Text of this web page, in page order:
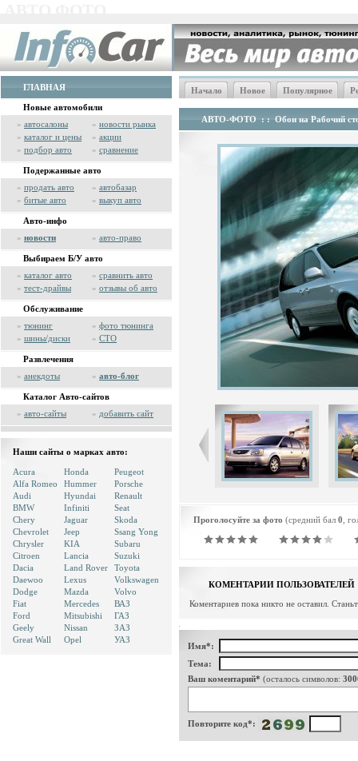
ГЛАВНАЯ
Новые автомобили
» автосалоны » новости рынка
» каталог и цены » акции
» подбор авто » сравнение
Подержанные авто
» продать авто » автобазар
» битые авто » выкуп авто
Авто-инфо
» новости » авто-право
Выбираем Б/У авто
» каталог авто » сравнить авто
» тест-драйвы » отзывы об авто
Обслуживание
» тюнинг » фото тюнинга
» шины/диски » СТО
Развлечения
» анекдоты » авто-блог
Каталог Авто-сайтов
» авто-сайты » добавить сайт
Наши сайты о марках авто:
Acura
Alfa Romeo
Audi
BMW
Chery
Chevrolet
Chrysler
Citroen
Dacia
Daewoo
Dodge
Fiat
Ford
Geely
Great Wall
Honda
Hummer
Hyundai
Infiniti
Jaguar
Jeep
KIA
Lancia
Land Rover
Lexus
Mazda
Mercedes
Mitsubishi
Nissan
Opel
Peugeot
Porsche
Renault
Seat
Skoda
Ssang Yong
Subaru
Suzuki
Toyota
Volkswagen
Volvo
ВАЗ
ГАЗ
ЗАЗ
УАЗ
Начало Новое Популярное
АВТО-ФОТО : : Обои на Рабочий
Проголосуйте за фото (средний бал 0 ,
КОМЕНТАРИИ ПОЛЬЗОВАТЕЛЕЙ
Коментариев пока никто не оставил.
Имя*:
Тема:
Ваш коментарий* (осталось символов:
Повторите код*: